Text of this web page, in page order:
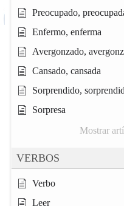
Preocupado,
Enfermo, enferma
Avergonzado,
Cansado, cansada
Sorprendido,
Sorpresa
Mostrar
VERBOS
Verbo
Leer